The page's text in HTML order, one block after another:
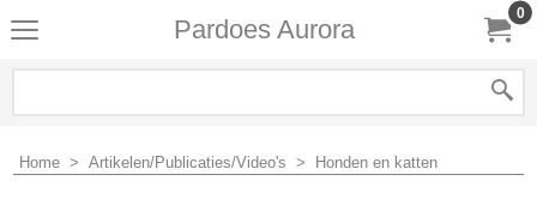
Pardoes Aurora
0
Home > Artikelen/Publicaties/Video's > Honden en katten